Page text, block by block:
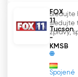
FOX
11
Tucson
-
KMSB
Spojené
Sledujte
sledujte
zprávy,